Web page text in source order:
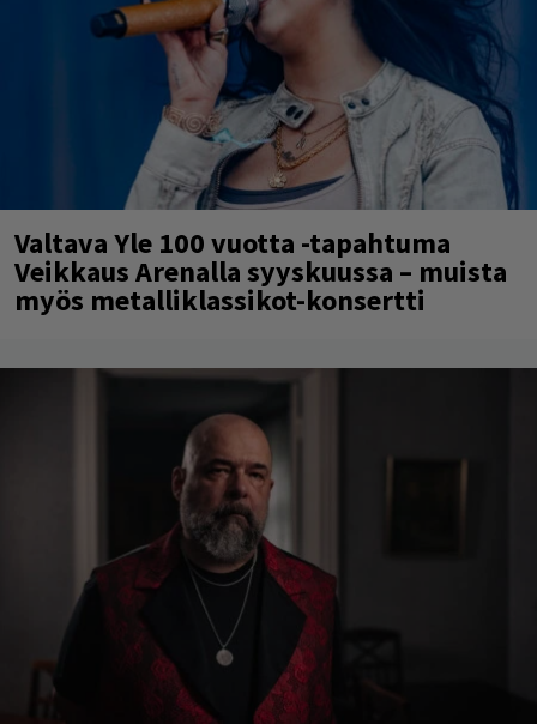
Valtava Yle 100 vuotta -tapahtuma
Veikkaus Arenalla syyskuussa – muista
myös metalliklassikot-konsertti